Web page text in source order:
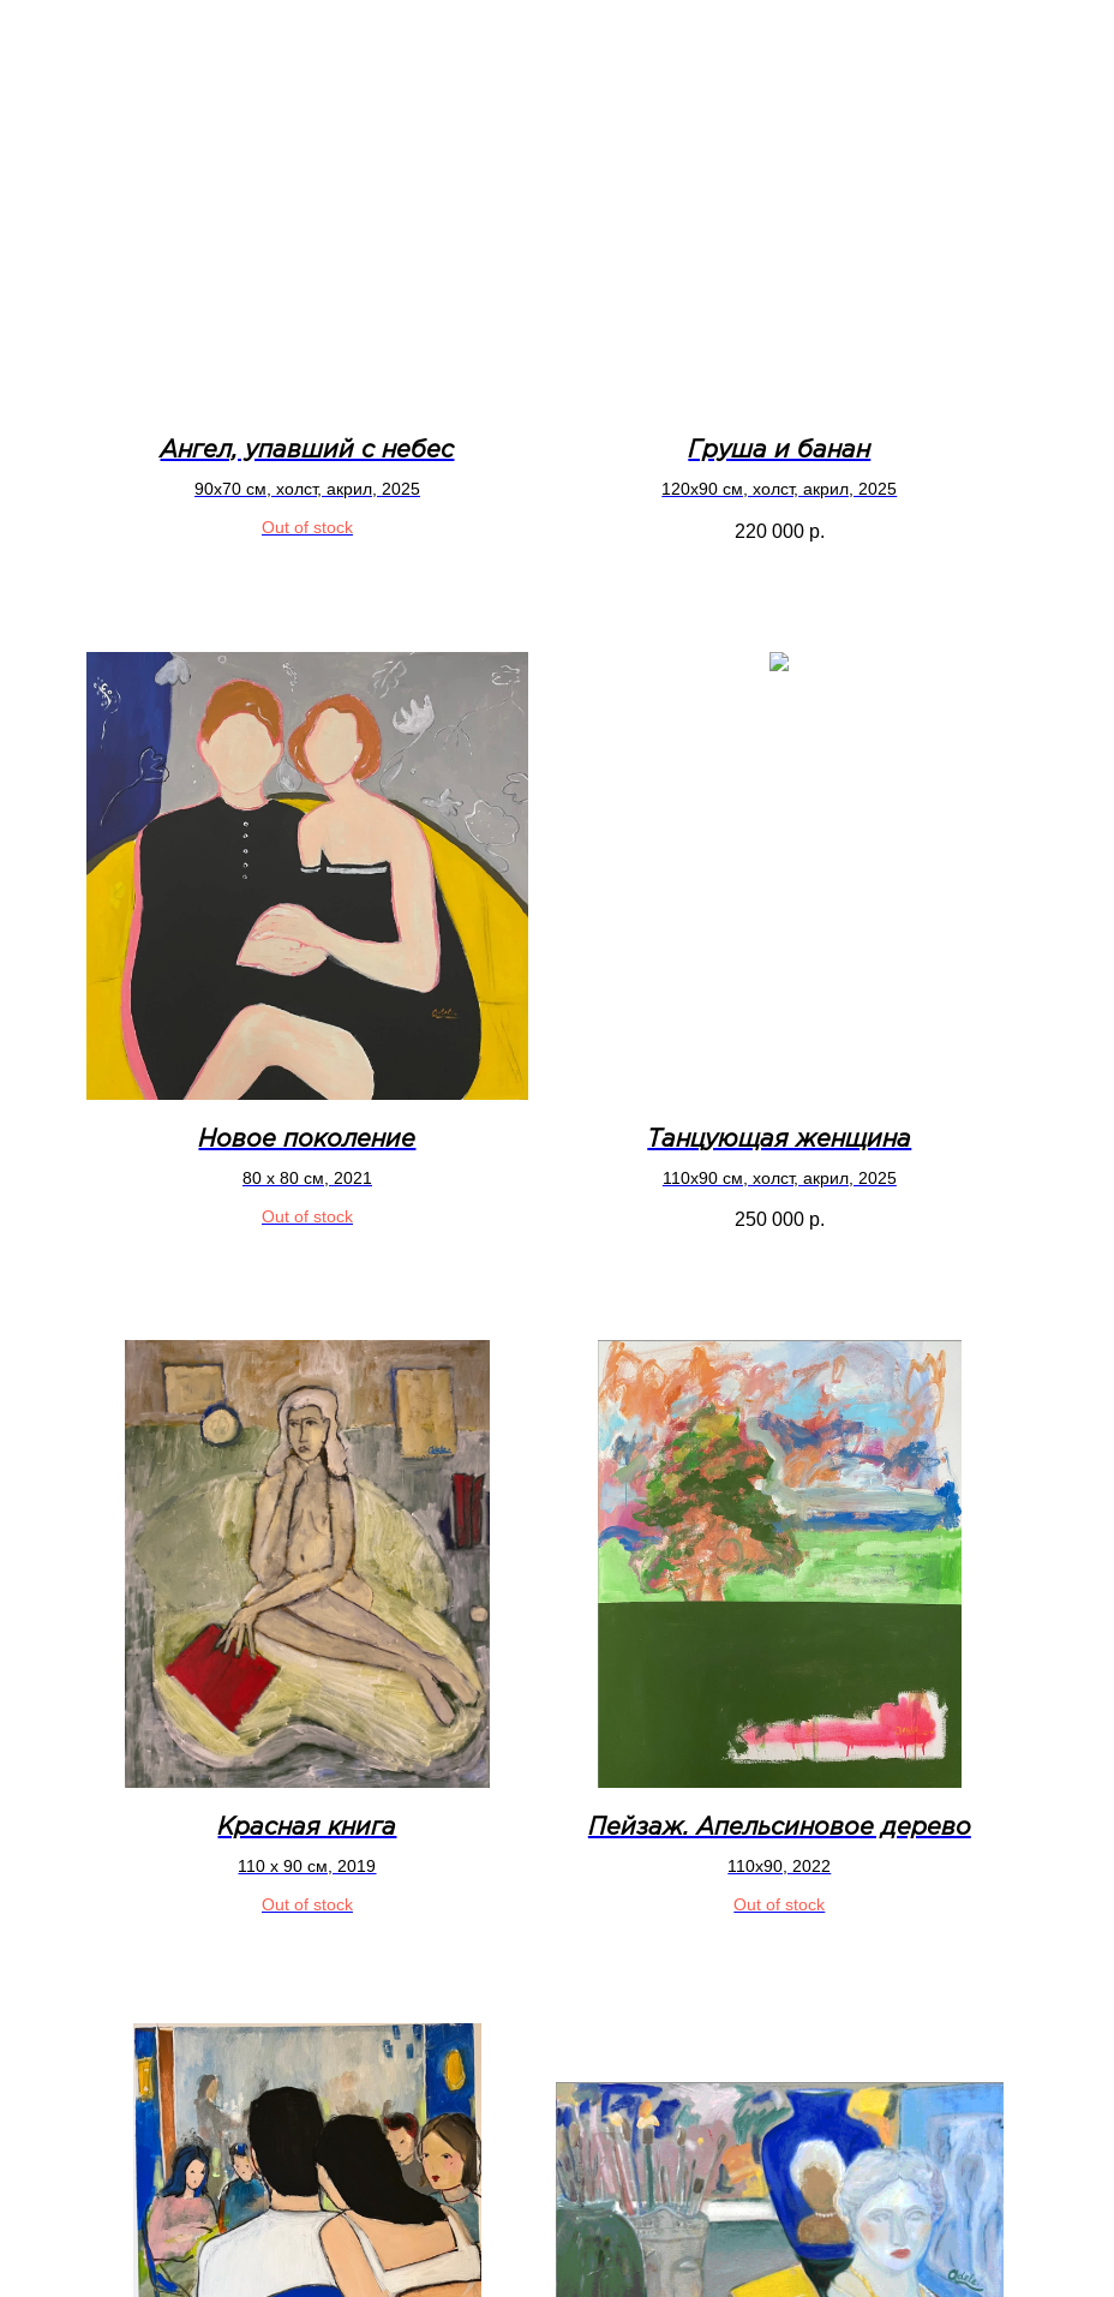
Ангел, упавший с небес
90x70 см, холст, акрил, 2025
Out of stock
Груша и банан
120x90 см, холст, акрил, 2025
220 000 р.
Новое поколение
80 x 80 см, 2021
Out of stock
Танцующая женщина
110x90 см, холст, акрил, 2025
250 000 р.
Красная книга
110 x 90 см, 2019
Out of stock
Пейзаж. Апельсиновое дерево
110x90, 2022
Out of stock